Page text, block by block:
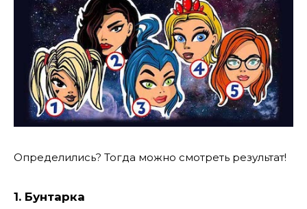
Определились? Тогда можно смотреть результат!
1. Бунтарка